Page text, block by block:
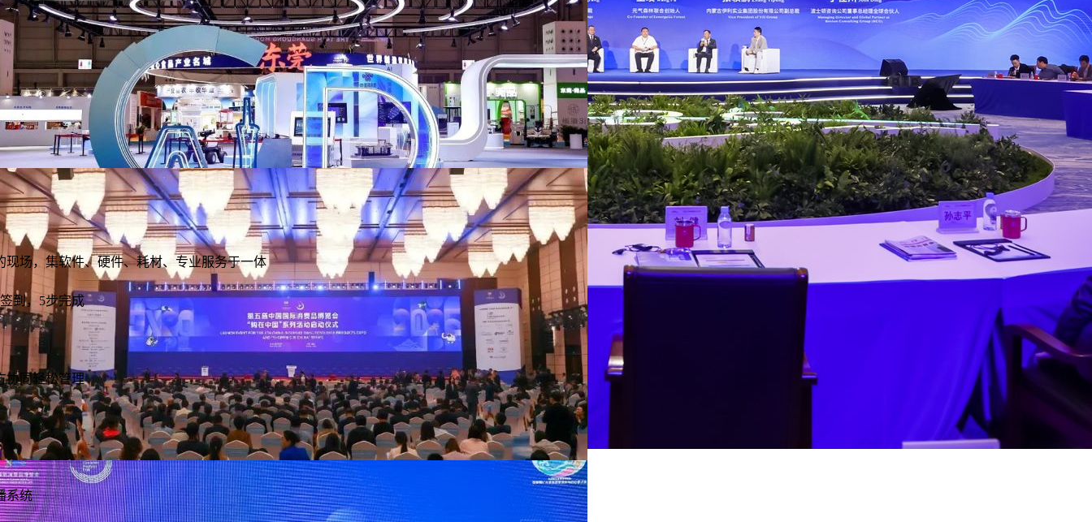
现场，集软件、硬件、耗材、专业服务于一体
到，5步完成
协同轻松管理
系统
告别等待的烦恼！31会议自助签到系统开启高效
会务新时代
你是否经历过这样的场景？会议开场前临时调整座位时，纸质表格被反复
涂改得面目全非；活动结束后，统计签到数据需要耗费数小时......传统签
到模式的低效与混乱，正在成为拉低会议体验的"隐形杀手"。而自助签到
系统，将以智能化、无接触、全流程闭环的创新方案，彻底重构会务签到
的底层逻辑。
国际大会
政府大会
了解详情
2025世界品牌莫干山大会智慧实践全揭秘
2025世界品牌莫干山大会于5月9日至11日在浙江省湖州市德清县举办，
以"品牌，让世界更美好"为主题，由新华社品牌工作办公室与新华网联合
主办。设置开幕式暨主论坛、中外企业家草坪交流会等平行论坛，并配套
智慧赋能，高效连接：2025食博会・预博会和农
博会圆满收官
2025年4月18日至20日，第九届中国国际食品及配料博览会、第三届中国
国际预制菜产业博览会与第十四届广东现代农业博览会（以下简称“2025
食博会・预博会和农博会”）在广东东莞盛大举办。本届展会以“食全食
美，预见‘味’来”为主题，全方位展示了农食行业新产品、新技术、新成
果、新服务，成为推动行业交流与发展的重要平...
展览/博览会
了解详情
第五届中国国际消费品博览会：共享开放机遇，